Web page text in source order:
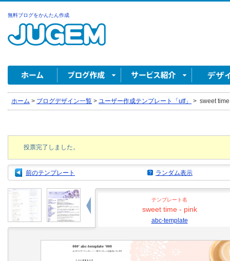
無料ブログをかんたん作成
ホーム > ブログデザイン一覧 > ユーザー作成テンプレート「utf」 > sweet
投票完了しました。
前のテンプレート ランダム表示
テンプレート名
sweet time - pink
abc-template